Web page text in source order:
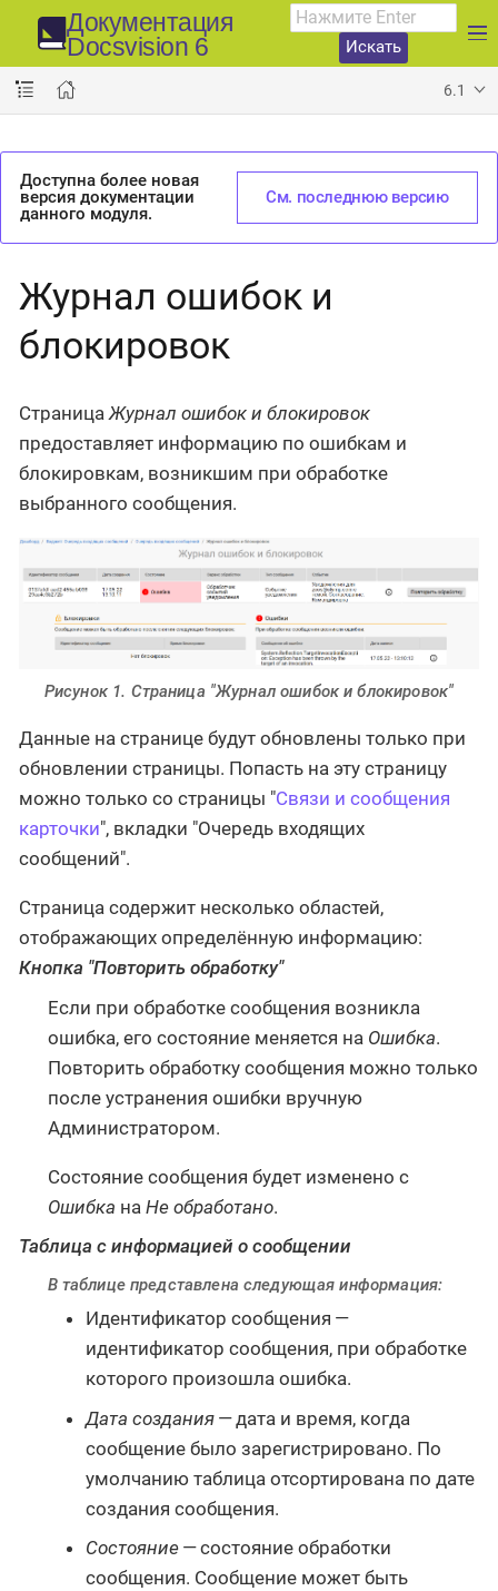
Документация
Docsvision 6
Искать
6.1
Доступна более новая
версия документации
данного модуля.
См. последнюю версию
Журнал ошибок и
блокировок
Страница Журнал ошибок и блокировок
предоставляет информацию по ошибкам и
блокировкам, возникшим при обработке
выбранного сообщения.
Рисунок 1. Страница "Журнал ошибок и блокировок"
Данные на странице будут обновлены только при
обновлении страницы. Попасть на эту страницу
можно только со страницы "Связи и сообщения
карточки", вкладки "Очередь входящих
сообщений".
Страница содержит несколько областей,
отображающих определённую информацию:
Кнопка "Повторить обработку"
Если при обработке сообщения возникла
ошибка, его состояние меняется на Ошибка.
Повторить обработку сообщения можно только
после устранения ошибки вручную
Администратором.
Состояние сообщения будет изменено с
Ошибка на Не обработано.
Таблица с информацией о сообщении
В таблице представлена следующая информация:
Идентификатор сообщения —
идентификатор сообщения, при обработке
которого произошла ошибка.
Дата создания— дата и время, когда
сообщение было зарегистрировано. По
умолчанию таблица отсортирована по дате
создания сообщения.
Состояние— состояние обработки
сообщения. Сообщение может быть